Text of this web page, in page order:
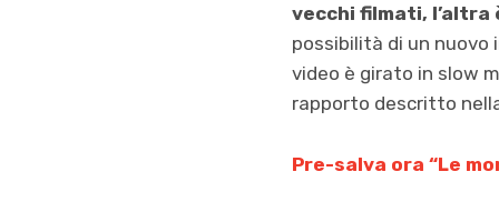
vecchi filmati, l’altra
possibilità di un nuovo
video è girato in slow
rapporto descritto
Pre-salva ora “Le